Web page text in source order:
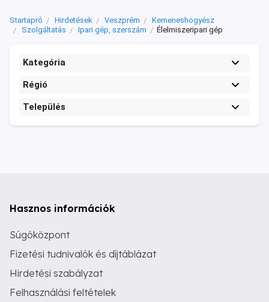
Startapró Hirdetések Veszprém
Kemeneshogyész
Szolgáltatás
Ipari gép, szerszám Élelmiszeripari gép
Kategória
Régió
Település
Hasznos információk
Súgóközpont
Fizetési tudnivalók és díjtáblázat
Hirdetési szabályzat
Felhasználási feltételek